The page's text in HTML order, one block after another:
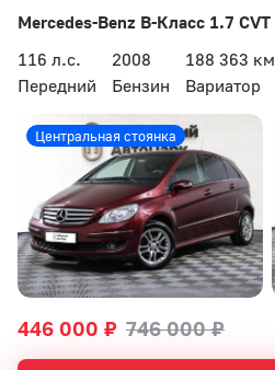
Mercedes-Benz B-Класс 1.7 CVT
116 л.с.
2008
188 363 км
Передний
Бензин Вариатор
446 000 ₽ 746 000 ₽
Центральная стоянка